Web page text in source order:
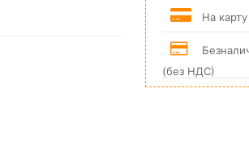
На
(без НДС)